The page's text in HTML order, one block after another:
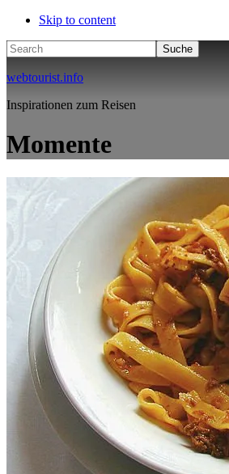
Skip to content
Search
webtourist.info
Inspirationen zum Reisen
Momente